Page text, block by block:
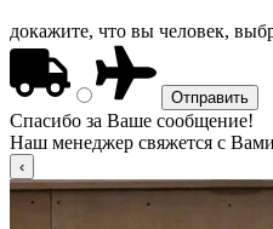
докажите, что вы человек,
Спасибо за Ваше сообщение!
Наш менеджер свяжется с